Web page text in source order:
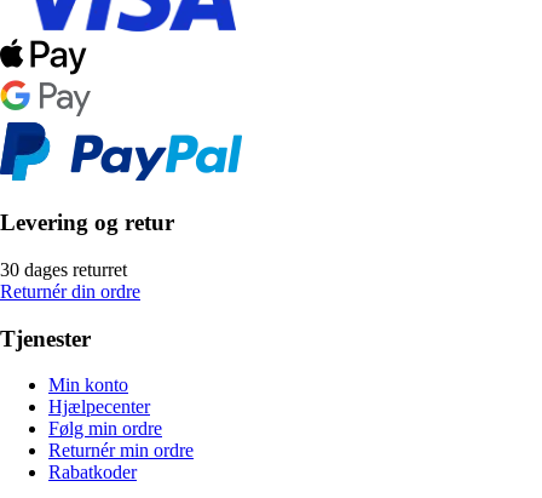
Levering og retur
30 dages returret
Returnér din ordre
Tjenester
Min konto
Hjælpecenter
Følg min ordre
Returnér min ordre
Rabatkoder